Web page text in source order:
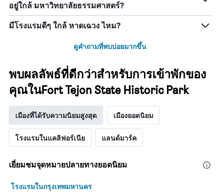
อยู่ใกล้ มหาวิทยาลัยธรรมศาสตร์?
มีโรงแรมดีๆ ใกล้ หาดเฉวง ไหม?
ดูคำถามที่พบบ่อยมากขึ้น
พบผลลัพธ์ที่ดีกว่าสำหรับการเข้าพักของ
คุณในFort Tejon State Historic Park
เมืองที่ได้รับความนิยมสูงสุด เมืองยอดนิยม
โรงแรมในแคลิฟอร์เนีย แลนด์มาร์ค
เยี่ยมชมจุดหมายปลายทางยอดนิยม
โรงแรมในกรุงเทพมหานคร